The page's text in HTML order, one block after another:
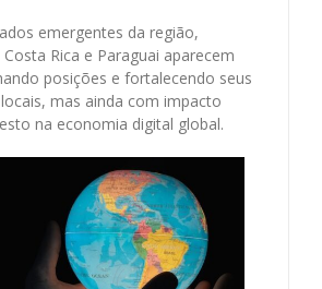
emergentes da região,
Rica e Paraguai aparecem
posições e fortalecendo seus
mas ainda com impacto
na economia digital global.